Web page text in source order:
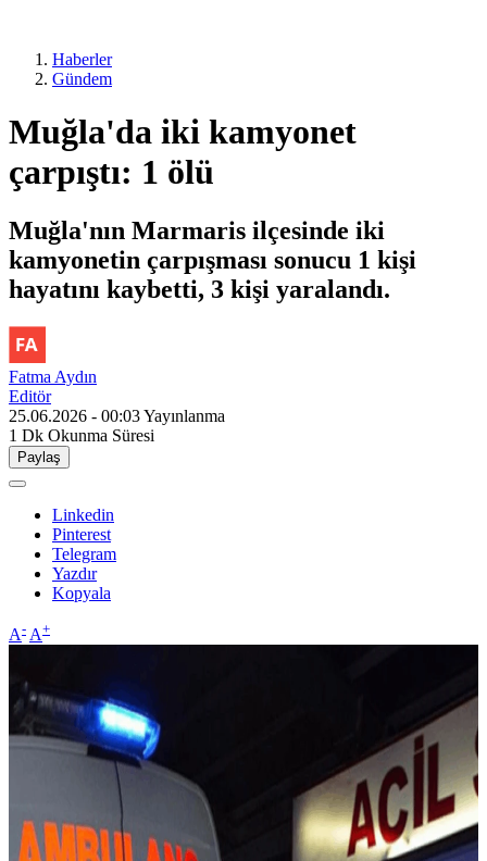
Haberler
Gündem
Muğla'da iki kamyonet
çarpıştı: 1 ölü
Muğla'nın Marmaris ilçesinde iki
kamyonetin çarpışması sonucu 1 kişi
hayatını kaybetti, 3 kişi yaralandı.
Fatma Aydın
Editör
25.06.2026 - 00:03Yayınlanma
1 Dk Okunma Süresi
Paylaş
Linkedin
Pinterest
Telegram
Yazdır
Kopyala
A- A+